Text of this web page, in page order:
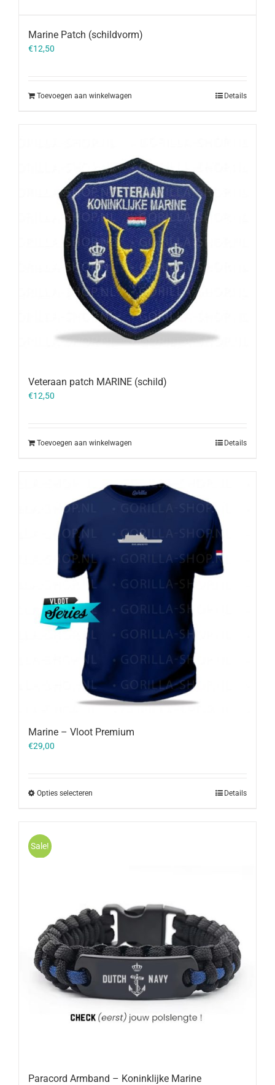
Marine Patch (schildvorm)
€12,50
Toevoegen aan winkelwagen Details
Veteraan patch MARINE (schild)
€12,50
Toevoegen aan winkelwagen Details
Marine – Vloot Premium
€29,00
Opties selecteren Details
Sale!
Paracord Armband – Koninklijke Marine